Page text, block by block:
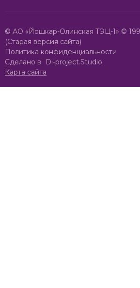
© АО «Йошкар-Олинская ТЭЦ-1» ©
(Старая версия сайта)
Политика конфиденциальности
Сделано в
Di-project.Studio
Карта сайта